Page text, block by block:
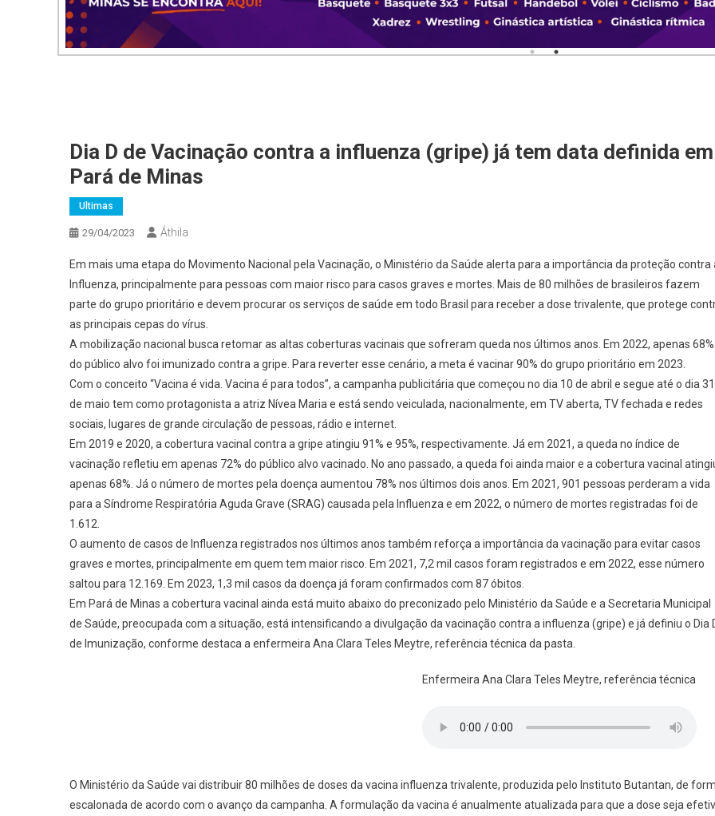
Dia D de Vacinação contra a influenza (gripe) já tem data definida em
Pará de Minas
Ultimas
29/04/2023 Áthila
Em mais uma etapa do Movimento Nacional pela Vacinação, o Ministério da Saúde alerta para a importância da proteção contra
Influenza, principalmente para pessoas com maior risco para casos graves e mortes. Mais de 80 milhões de brasileiros fazem
parte do grupo prioritário e devem procurar os serviços de saúde em todo Brasil para receber a dose trivalente, que protege
as principais cepas do vírus.
A mobilização nacional busca retomar as altas coberturas vacinais que sofreram queda nos últimos anos. Em 2022, apenas 68%
do público alvo foi imunizado contra a gripe. Para reverter esse cenário, a meta é vacinar 90% do grupo prioritário em 2023.
Com o conceito “Vacina é vida. Vacina é para todos”, a campanha publicitária que começou no dia 10 de abril e segue até o dia 31
de maio tem como protagonista a atriz Nívea Maria e está sendo veiculada, nacionalmente, em TV aberta, TV fechada e redes
sociais, lugares de grande circulação de pessoas, rádio e internet.
Em 2019 e 2020, a cobertura vacinal contra a gripe atingiu 91% e 95%, respectivamente. Já em 2021, a queda no índice de
vacinação refletiu em apenas 72% do público alvo vacinado. No ano passado, a queda foi ainda maior e a cobertura vacinal
apenas 68%. Já o número de mortes pela doença aumentou 78% nos últimos dois anos. Em 2021, 901 pessoas perderam a vida
para a Síndrome Respiratória Aguda Grave (SRAG) causada pela Influenza e em 2022, o número de mortes registradas foi de
1.612.
O aumento de casos de Influenza registrados nos últimos anos também reforça a importância da vacinação para evitar casos
graves e mortes, principalmente em quem tem maior risco. Em 2021, 7,2 mil casos foram registrados e em 2022, esse número
saltou para 12.169. Em 2023, 1,3 mil casos da doença já foram confirmados com 87 óbitos.
Em Pará de Minas a cobertura vacinal ainda está muito abaixo do preconizado pelo Ministério da Saúde e a Secretaria Municipal
de Saúde, preocupada com a situação, está intensificando a divulgação da vacinação contra a influenza (gripe) e já definiu o Dia
de Imunização, conforme destaca a enfermeira Ana Clara Teles Meytre, referência técnica da pasta.
Enfermeira Ana Clara Teles Meytre, referência técnica
O Ministério da Saúde vai distribuir 80 milhões de doses da vacina influenza trivalente, produzida pelo Instituto Butantan, de
escalonada de acordo com o avanço da campanha. A formulação da vacina é anualmente atualizada para que a dose seja